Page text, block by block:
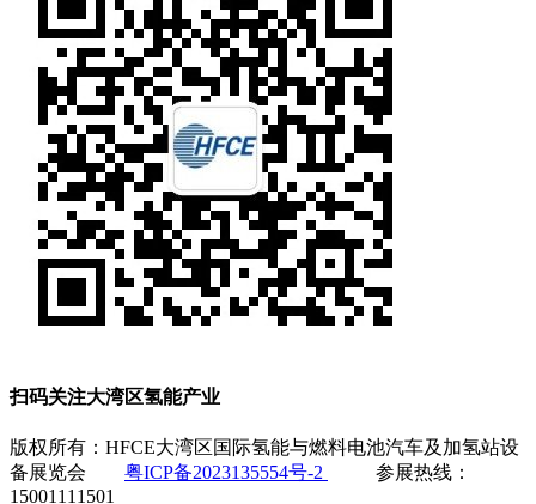
扫码关注大湾区氢能产业
版权所有：HFCE大湾区国际氢能与燃料电池汽车及加氢站设
备展览会 粤ICP备2023135554号-2
参展热线：
15001111501